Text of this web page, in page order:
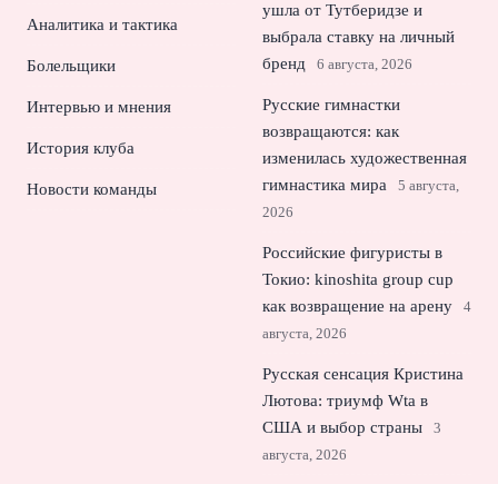
Аналитика и тактика
Болельщики
Интервью и мнения
История клуба
Новости команды
ушла от Тутберидзе и
выбрала ставку на личный
бренд
6 августа, 2026
Русские гимнастки
возвращаются: как
изменилась художественная
гимнастика мира
5 августа,
2026
Российские фигуристы в
Токио: kinoshita group cup
как возвращение на арену
4
августа, 2026
Русская сенсация Кристина
Лютова: триумф Wta в
США и выбор страны
3
августа, 2026